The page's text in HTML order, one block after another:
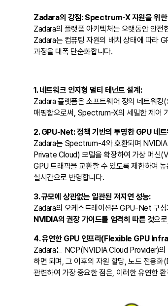
Zadara의 강점: Spectrum-X 지원을 위한
Zadara의 플랫폼 아키텍처는 오랫동안 안
Zadara는 컴퓨팅 자원의 배치 상태에 따라
과정을 대폭 단순화합니다.
1. 네트워크 인지형 멀티 테넌트 설계:
Zadara 플랫폼은 소프트웨어 정의 네트워
매핑함으로써, Spectrum-X의 세밀한 제어
2. GPU-Net: 정책 기반의 투명한 GPU 네트
Zadara는 Spectrum-4와 호환되며 NVIDIA
Private Cloud) 모델을 확장하여 가상 머신
GPU 트래픽을 교환할 수 있도록 제한하여
실시간으로 반영합니다.
3. 규모에 상관없는 일관된 저지연 성능:
Zadara의 오케스트레이션은 GPU-Net 구
NVIDIA의 권장 가이드를 엄격히 따른 것으
4. 유연한 GPU 인프라(Flexible GPU
Zadara는 NCP(NVIDIA Cloud Provider)의
하면 되며, 그 이후의 자원 할당, 노드 전용
관련하여 가장 중요한 점은, 이러한 유연한